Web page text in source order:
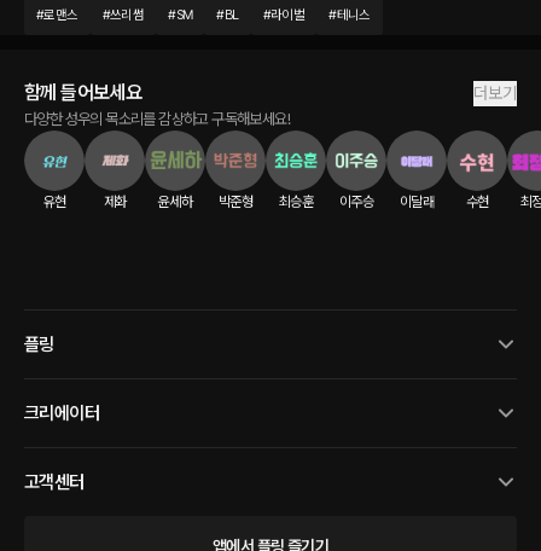
#로맨스 #쓰리썸 #SM #BL #라이벌 #테니스
함께 들어보세요 더보기
다양한 성우의 목소리를 감상하고 구독해보세요!
유현 제화 윤세하 박준형 최승훈 이주승 이달래 수현 최
플링
크리에이터
고객센터
앱에서 플링 즐기기